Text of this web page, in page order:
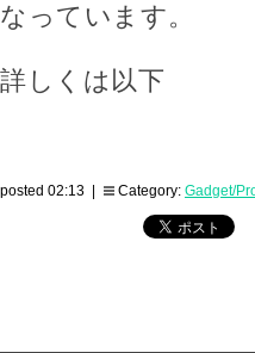
なっています。
詳しくは以下
posted 02:13 | Category: Gadget/